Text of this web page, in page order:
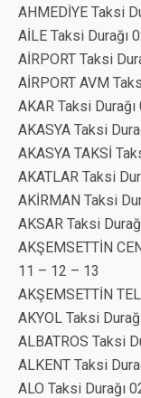
AHMEDİYE Taksi
AİLE Taksi Durağı
AİRPORT Taksi
AİRPORT AVM
AKAR Taksi
AKASYA Taksi
AKASYA TAKSİ
AKATLAR Taksi
AKİRMAN Taksi
AKSAR Taksi
AKŞEMSETTİN
11 – 12 – 13
AKŞEMSETTİN
AKYOL Taksi
ALBATROS Taksi
ALKENT Taksi
ALO Taksi Durağı